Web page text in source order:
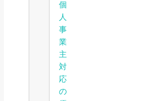
個
人
事
業
主
対
応
の